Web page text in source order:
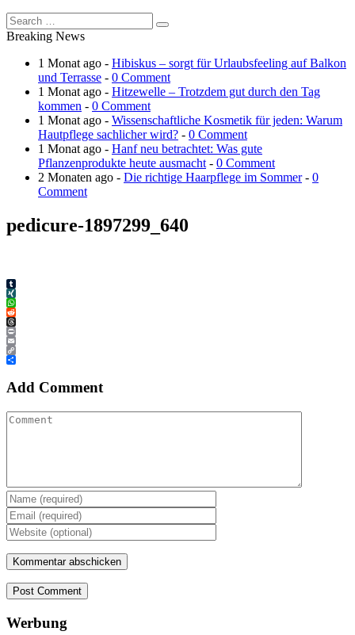
Breaking News
1 Monat ago - Hibiskus – sorgt für Urlaubsfeeling auf Balkon
und Terrasse - 0 Comment
1 Monat ago - Hitzewelle – Trotzdem gut durch den Tag
kommen - 0 Comment
1 Monat ago - Wissenschaftliche Kosmetik für jeden: Warum
Hautpflege sachlicher wird? - 0 Comment
1 Monat ago - Hanf neu betrachtet: Was gute
Pflanzenprodukte heute ausmacht - 0 Comment
2 Monaten ago - Die richtige Haarpflege im Sommer- 0
Comment
pedicure-1897299_640
Tumblr
XING
WhatsApp
Reddit
Threads
Print
Email
Copy
Link
Teilen
Add Comment
Post Comment
Werbung